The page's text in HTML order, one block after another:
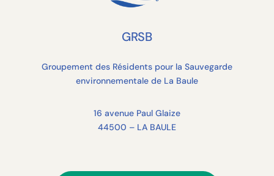
GRSB
Groupement des Résidents pour la Sauvegarde
environnementale de La Baule
16 avenue Paul Glaize
44500 – LA BAULE